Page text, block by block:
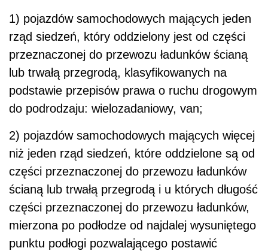
1) pojazdów samochodowych mających jeden
rząd siedzeń, który oddzielony jest od części
przeznaczonej do przewozu ładunków ścianą
lub trwałą przegrodą, klasyfikowanych na
podstawie przepisów prawa o ruchu drogowym
do podrodzaju: wielozadaniowy, van;
2) pojazdów samochodowych mających więcej
niż jeden rząd siedzeń, które oddzielone są od
części przeznaczonej do przewozu ładunków
ścianą lub trwałą przegrodą i u których długość
części przeznaczonej do przewozu ładunków,
mierzona po podłodze od najdalej wysuniętego
punktu podłogi pozwalającego postawić